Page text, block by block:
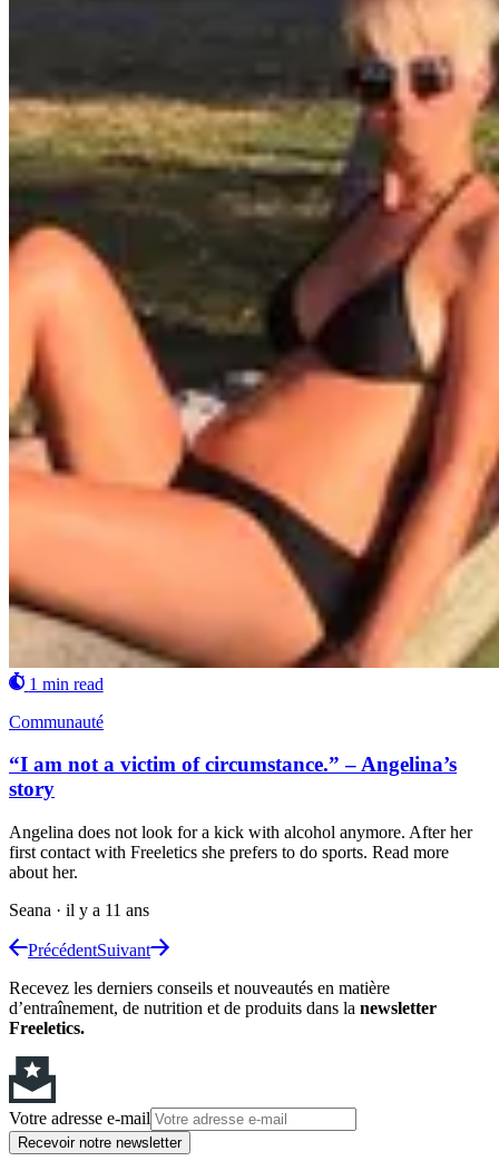
1 min read
Communauté
“I am not a victim of circumstance.” – Angelina’s
story
Angelina does not look for a kick with alcohol anymore. After her
first contact with Freeletics she prefers to do sports. Read more
about her.
Seana · il y a 11 ans
PrécédentSuivant
Recevez les derniers conseils et nouveautés en matière
d’entraînement, de nutrition et de produits dans la newsletter
Freeletics.
Votre adresse e-mail
Recevoir notre newsletter